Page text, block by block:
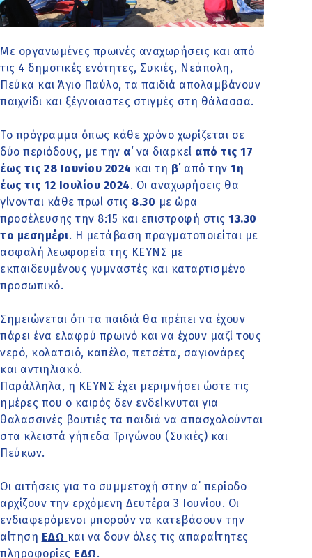
Με οργανωμένες πρωινές αναχωρήσεις και από
τις 4 δημοτικές ενότητες, Συκιές, Νεάπολη,
Πεύκα και Άγιο Παύλο, τα παιδιά απολαμβάνουν
παιχνίδι και ξέγνοιαστες στιγμές στη θάλασσα.
Το πρόγραμμα όπως κάθε χρόνο χωρίζεται σε
δύο περιόδους, με την α΄ να διαρκεί από τις 17
έως τις 28 Ιουνίου 2024 και τη β΄ από την 1η
έως τις 12 Ιουλίου 2024. Οι αναχωρήσεις θα
γίνονται κάθε πρωί στις 8.30 με ώρα
προσέλευσης την 8:15 και επιστροφή στις 13.30
το μεσημέρι. Η μετάβαση πραγματοποιείται με
ασφαλή λεωφορεία της ΚΕΥΝΣ με
εκπαιδευμένους γυμναστές και καταρτισμένο
προσωπικό.
Σημειώνεται ότι τα παιδιά θα πρέπει να έχουν
πάρει ένα ελαφρύ πρωινό και να έχουν μαζί τους
νερό, κολατσιό, καπέλο, πετσέτα, σαγιονάρες
και αντιηλιακό.
Παράλληλα, η ΚΕΥΝΣ έχει μεριμνήσει ώστε τις
ημέρες που ο καιρός δεν ενδείκνυται για
θαλασσινές βουτιές τα παιδιά να απασχολούνται
στα κλειστά γήπεδα Τριγώνου (Συκιές) και
Πεύκων.
Οι αιτήσεις για το συμμετοχή στην α΄ περίοδο
αρχίζουν την ερχόμενη Δευτέρα 3 Ιουνίου. Οι
ενδιαφερόμενοι μπορούν να κατεβάσουν την
αίτηση ΕΔΩ και να δουν όλες τις απαραίτητες
πληροφορίες ΕΔΩ.